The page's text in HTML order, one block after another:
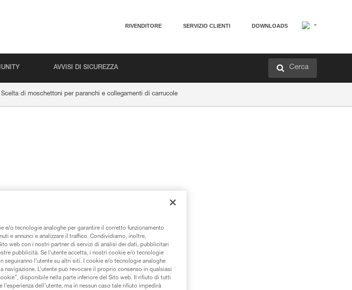
RIVENDITORE SERVIZIO CLIENTI DOWNLOADS
AVVISI DI SICUREZZA Cerca
Scelta di moschettoni per paranchi e collegamenti di carrucole
questo consiglio prima di
per poter capire queste
e/o tecnologie analoghe per garantire il corretto funzionamento
e annunci e analizzare il traffico. Condividiamo, inoltre,
web con i nostri partner di servizi di analisi dei dati, pubblicitari
pubblicità. Se l’utente accetta, i nostri cookie e/o tecnologie
seguiranno l’utente su altri siti. I cookie e/o tecnologie analoghe
navigazione. L’utente può revocare il proprio consenso in qualsiasi
disponibile nella parte inferiore del Sito web. Il rifiuto di tutti
dell’utente, ma in nessun caso tale rifiuto impedirà